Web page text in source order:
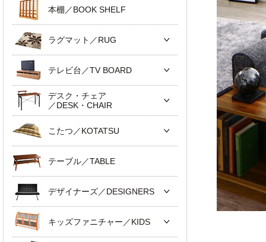
本棚／BOOK SHELF
ラグマット／RUG
テレビ台／TV BOARD
デスク・チェア
／DESK・CHAIR
こたつ／KOTATSU
テーブル／TABLE
デザイナーズ／DESIGNERS
キッズファニチャー／KIDS